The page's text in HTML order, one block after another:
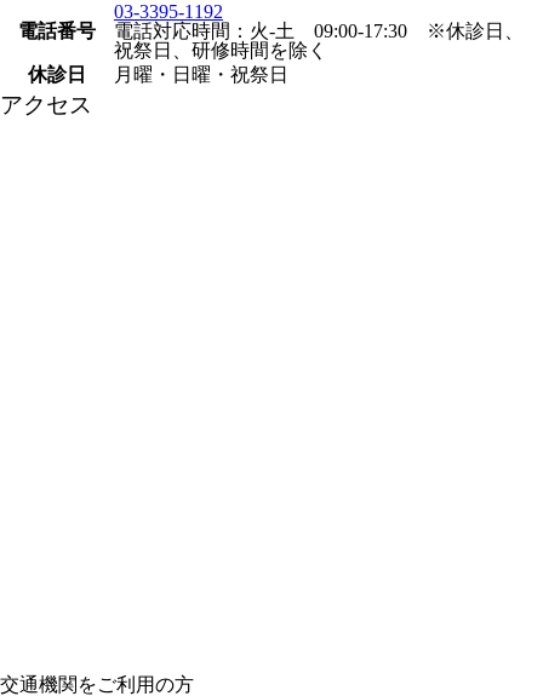
電話番号
03-3395-1192
電話対応時間：火-土 09:00-17:30 ※休診日、
祝祭日、研修時間を除く
休診日
月曜・日曜・祝祭日
アクセス
交通機関をご利用の方